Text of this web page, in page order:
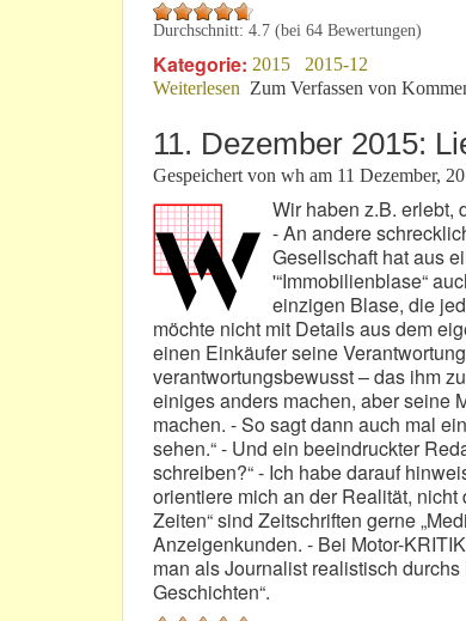
Durchschnitt: 4.7 (bei 64 Bewertungen)
Kategorie: 2015
2015-12
Weiterlesen über Eine Rennstrecke wird
Zum Verfassen von
11. Dezember 2015:
Gespeichert von wh am 11 Dezember,
Wir haben z.B. erlebt,
- An andere
Gesellschaft hat aus
'“Immobilienblase“
einzigen Blase, die
möchte nicht mit Details aus dem
einen Einkäufer seine
verantwortungsbewusst – das ihm
einiges anders machen, aber seine
machen. - So sagt dann auch mal
sehen.“ - Und ein beeindruckter
schreiben?“ - Ich habe darauf
orientiere mich an der Realität, nicht
Zeiten“ sind Zeitschriften gerne
Anzeigenkunden. - Bei Motor-
man als Journalist realistisch
Geschichten“.